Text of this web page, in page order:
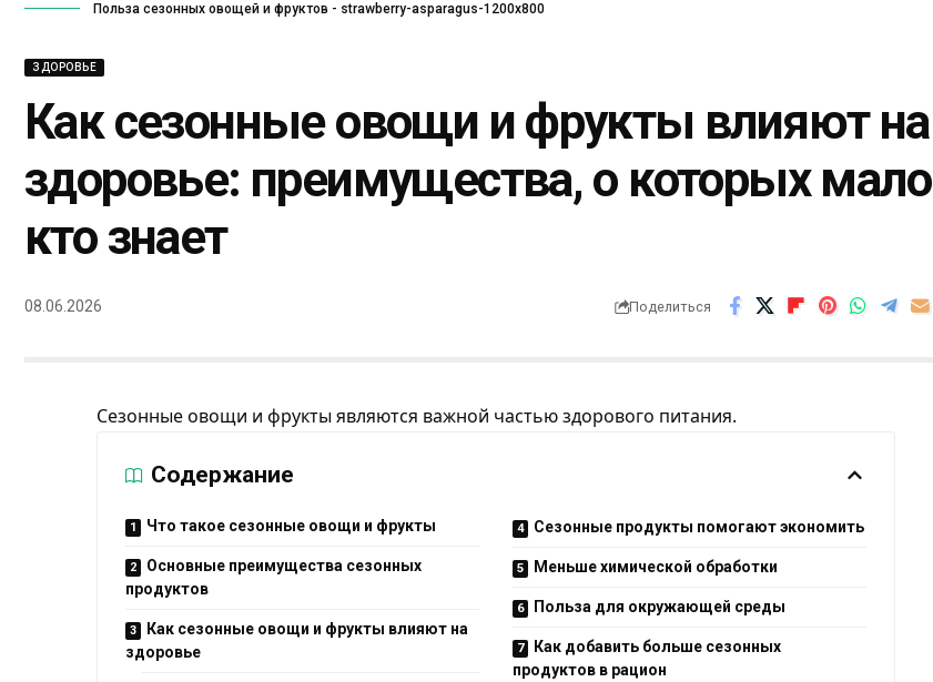
Польза сезонных овощей и фруктов - strawberry-asparagus-1200x800
ЗДОРОВЬЕ
Как сезонные овощи и фрукты влияют на
здоровье: преимущества, о которых мало
кто знает
08.06.2026 Поделиться
Сезонные овощи и фрукты являются важной частью здорового питания.
Содержание
Что такое сезонные овощи и фрукты
Основные преимущества сезонных
продуктов
Как сезонные овощи и фрукты влияют на
здоровье
Сезонные продукты помогают экономить
Меньше химической обработки
Польза для окружающей среды
Как добавить больше сезонных
продуктов в рацион